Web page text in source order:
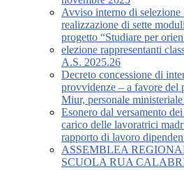
Avviso interno di selezione
realizzazione di sette
progetto “Studiare per
elezione rappresentanti
A.S. 2025.26
Decreto concessione di
provvidenze – a favore del
Miur, personale
Esonero dal versamento
carico delle lavoratrici
rapporto di lavoro
ASSEMBLEA
SCUOLA RUA